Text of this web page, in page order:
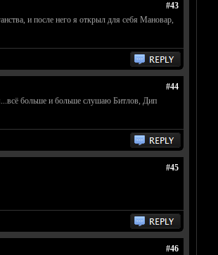
#43
и после него я открыл для себя Мановар,
#44
больше и больше слушаю Битлов, Дип
#45
#46